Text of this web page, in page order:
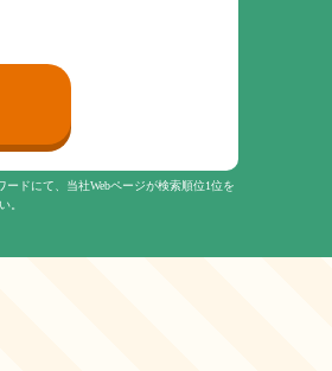
ドにて、当社Webページが検索順位1位を
。